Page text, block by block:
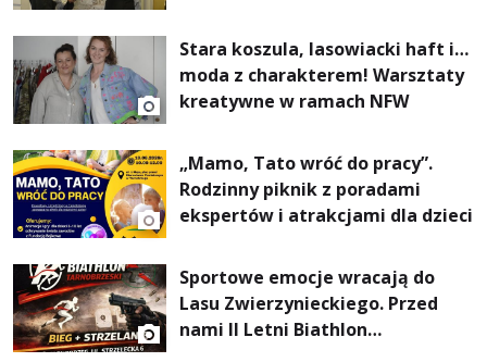
Stara koszula, lasowiacki haft i…
moda z charakterem! Warsztaty
kreatywne w ramach NFW
„Mamo, Tato wróć do pracy”.
Rodzinny piknik z poradami
ekspertów i atrakcjami dla dzieci
Sportowe emocje wracają do
Lasu Zwierzynieckiego. Przed
nami II Letni Biathlon